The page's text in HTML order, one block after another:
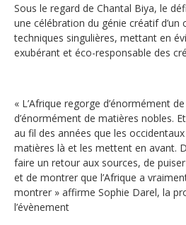
Sous le regard de Chantal Biya, le
une célébration du génie créatif d’un
techniques singulières, mettant en
exubérant et éco-responsable des
« L’Afrique regorge d’énormément
d’énormément de matières nobles.
au fil des années que les occidentaux
matières là et les mettent en avant.
faire un retour aux sources, de
et de montrer que l’Afrique a
montrer » affirme Sophie Darel, la
l’évènement